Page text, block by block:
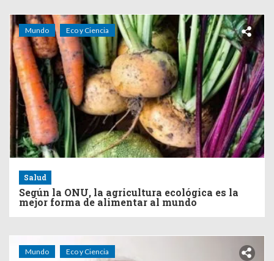
Mundo Eco y Ciencia
Salud
Según la ONU, la agricultura ecológica es la
mejor forma de alimentar al mundo
Mundo Eco y Ciencia